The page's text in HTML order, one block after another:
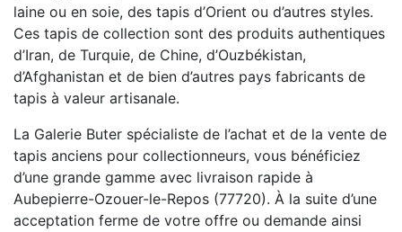
laine ou en soie, des tapis d’Orient ou d’autres styles.
Ces tapis de collection sont des produits authentiques
d’Iran, de Turquie, de Chine, d’Ouzbékistan,
d’Afghanistan et de bien d’autres pays fabricants de
tapis à valeur artisanale.
La Galerie Buter spécialiste de l’achat et de la vente de
tapis anciens pour collectionneurs, vous bénéficiez
d’une grande gamme avec livraison rapide à
Aubepierre-Ozouer-le-Repos (77720). À la suite d’une
acceptation ferme de votre offre ou demande ainsi